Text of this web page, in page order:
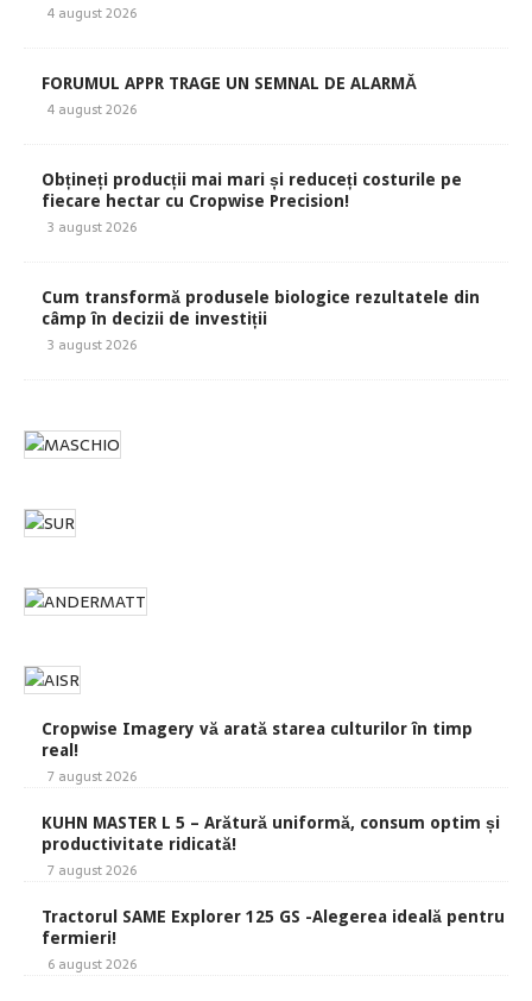
4 august 2026
FORUMUL APPR TRAGE UN SEMNAL DE ALARMĂ
4 august 2026
Obțineți producții mai mari și reduceți costurile pe
fiecare hectar cu Cropwise Precision!
3 august 2026
Cum transformă produsele biologice rezultatele din
câmp în decizii de investiții
3 august 2026
Cropwise Imagery vă arată starea culturilor în timp
real!
7 august 2026
KUHN MASTER L 5 – Arătură uniformă, consum optim și
productivitate ridicată!
7 august 2026
Tractorul SAME Explorer 125 GS -Alegerea ideală pentru
fermieri!
6 august 2026